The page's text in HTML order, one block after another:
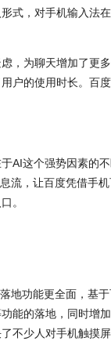
式，对手机输入法
，为聊天增加了更
户的使用时长。百
AI这个强势因素的
流，让百度凭借手
。
地功能更全面，基
能的落地，同时增
不少人对手机触摸